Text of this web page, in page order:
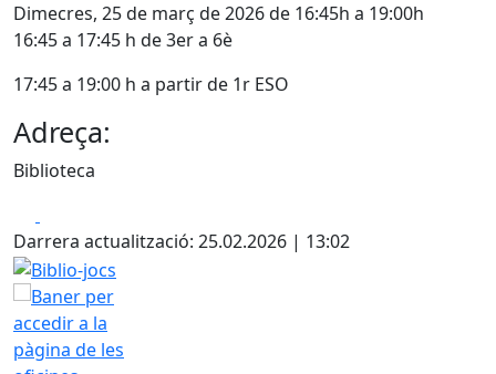
Dimecres, 25 de març de 2026 de 16:45h a 19:00h
16:45 a 17:45 h de 3er a 6è
17:45 a 19:00 h a partir de 1r ESO
Adreça:
Biblioteca
Darrera actualització: 25.02.2026 | 13:02
Biblio-jocs